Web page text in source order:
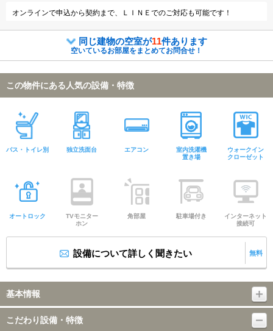
オンラインで申込から契約まで、ＬＩＮＥでのご対応も可能です！
同じ建物の空室が11件あります
空いているお部屋をまとめてお問合せ！
この物件にある人気の設備・特徴
バス・トイレ別 独立洗面台 エアコン
室内洗濯機
置き場
ウォークイン
クローゼット
オートロック
TVモニター
ホン
角部屋 駐車場付き
インターネット
接続可
設備について詳しく聞きたい 無料
基本情報
こだわり設備・特徴